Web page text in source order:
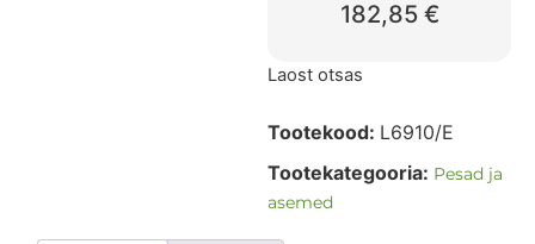
182,85 €
Laost otsas
Tootekood: L6910/E
Tootekategooria: Pesad ja
asemed